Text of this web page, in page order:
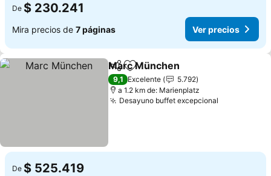
De $ 230.241
Mira precios de 7 páginas Ver precios
CompartirAgregar a favoritos
Marc München
9,1 Excelente
5.792
a 1.2 km de: Marienplatz
Desayuno buffet excepcional
De $ 525.419